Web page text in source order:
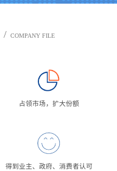
/ COMPANY FILE
占领市场，扩大份额
得到业主、政府、消费者认可